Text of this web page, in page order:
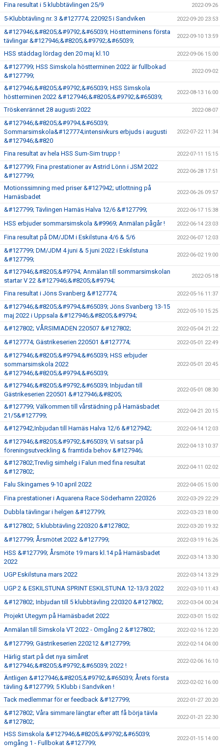
Fina resultat i 5 klubbtävlingen 25/9 2022-09-26
5-Klubbtävling nr. 3 &#127774; 220925 i Sandviken 2022-09-20 23:53
&#127946;&#8205;&#9792;&#65039; Höstterminens första
tävlingar &#127946;&#8205;&#9792;&#65039;
2022-09-10 13:59
HSS städdag lördag den 20 maj kl.10 2022-09-06 15:00
&#127799; HSS Simskola höstterminen 2022 är fullbokad
&#127799;
2022-09-02
&#127946;&#8205;&#9792;&#65039; HSS Simskola
höstterminen 2022 &#127946;&#8205;&#9792;&#65039;
2022-08-13 16:00
Tröskenrännet 28 augusti 2022 2022-08-07
&#127946;&#8205;&#9794;&#65039;
Sommarsimskola&#127774;intensivkurs erbjuds i augusti
&#127946;&#820
2022-07-22 11:34
Fina resultat av hela HSS Sum-Sim trupp ! 2022-07-11 15:15
&#127799; Fina prestationer av Astrid Lönn i JSM 2022
&#127799;
2022-06-28 17:51
Motionssimning med priser &#127942; utlottning på
Harnäsbadet
2022-06-26 09:57
&#127799; Tävlingen Harnäs Halva 12/6 &#127799; 2022-06-17 15:38
HSS erbjuder sommarsimskola &#9969; Anmälan pågår ! 2022-06-14 23:03
Fina resultat på DM/JDM i Eskilstuna 4/6 & 5/6 2022-06-07 12:03
&#127799; DM/JDM 4 juni & 5 juni 2022 i Eskilstuna
&#127799;
2022-06-02 19:00
&#127946;&#8205;&#9794; Anmälan till sommarsimskolan
startar V 22 &#127946;&#8205;&#9794;
2022-05-18
Fina resultat i Jöns Svanberg &#127774; 2022-05-16 11:37
&#127946;&#8205;&#9794;&#65039; Jöns Svanberg 13-15
maj 2022 i Uppsala &#127946;&#8205;&#9794;
2022-05-10 15:25
&#127802; VÅRSIMIADEN 220507 &#127802; 2022-05-04 21:22
&#127774; Gästrikeserien 220501 &#127774; 2022-05-01 22:49
&#127946;&#8205;&#9794;&#65039; HSS erbjuder
sommarsimskola 2022
&#127946;&#8205;&#9794;&#65039;
2022-05-01 20:45
&#127946;&#8205;&#9792;&#65039; Inbjudan till
Gästrikeserien 220501 &#127946;&#8205;
2022-05-01 08:30
&#127799; Välkommen till vårstädning på Harnäsbadet
21/5&#127799;
2022-04-21 20:15
&#127942;Inbjudan till Harnäs Halva 12/6 &#127942; 2022-04-14 12:03
&#127946;&#8205;&#9792;&#65039; Vi satsar på
föreningsutveckling & framtida behov &#127946;
2022-04-13 10:37
&#127802;Trevlig simhelg i Falun med fina resultat
&#127802;
2022-04-11 02:02
Falu Skingames 9-10 april 2022 2022-04-05 15:00
Fina prestationer i Aquarena Race Söderhamn 220326 2022-03-29 22:29
Dubbla tävlingar i helgen &#127799; 2022-03-23 18:00
&#127802; 5 klubbtävling 220320 &#127802; 2022-03-20 19:32
&#127799; Årsmötet 2022 &#127799; 2022-03-19 16:26
HSS &#127799; Årsmöte 19 mars kl.14 på Harnäsbadet
2022
2022-03-14 13:30
UGP Eskilstuna mars 2022 2022-03-14 13:29
UGP 2 & ESKILSTUNA SPRINT ESKILSTUNA 12-13/3 2022 2022-03-10 11:43
&#127802; Inbjudan till 5 klubbtävling 220320 &#127802; 2022-03-04 00:24
Projekt Utegym på Harnäsbadet 2022 2022-03-01 15:02
Anmälan till Simskola VT 2022 - Omgång 2 &#127802; 2022-02-16 12:20
&#127799; Gästrikeserien 220212 &#127799; 2022-02-14 04:00
Härlig start på det nya simåret
&#127946;&#8205;&#9792;&#65039; 2022 !
2022-02-06 16:10
Äntligen &#127946;&#8205;&#9792;&#65039; Årets första
tävling &#127799; 5 Klubb i Sandviken !
2022-02-02 16:00
Tack medlemmar för er feedback &#127799; 2022-01-27 20:20
&#127802; Våra simmare längtar efter att få börja tävla
&#127802;
2022-01-21 22:30
HSS Simskola &#127946;&#8205;&#9792;&#65039;
omgång 1 - Fullbokat &#127799;
2022-01-15 14:00